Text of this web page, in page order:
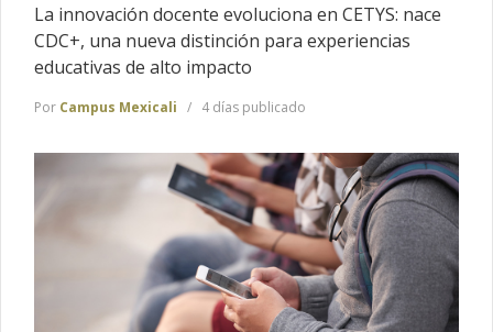
La innovación docente evoluciona en CETYS: nace
CDC+, una nueva distinción para experiencias
educativas de alto impacto
Por Campus Mexicali 4 días publicado